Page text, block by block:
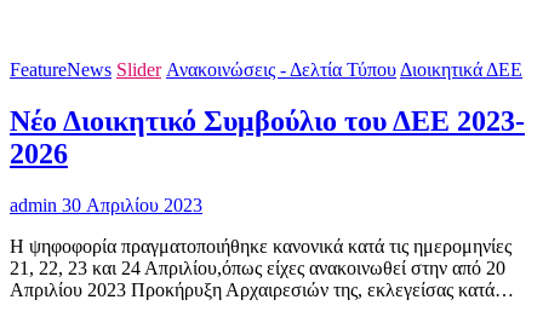
FeatureNews Slider Ανακοινώσεις - Δελτία Τύπου Διοικητικά ΔΕΕ
Νέο Διοικητικό Συμβούλιο του ΔΕΕ 2023-
2026
admin 30 Απριλίου 2023
Η ψηφοφορία πραγματοποιήθηκε κανονικά κατά τις ημερομηνίες
21, 22, 23 και 24 Απριλίου,όπως είχες ανακοινωθεί στην από 20
Απριλίου 2023 Προκήρυξη Αρχαιρεσιών της, εκλεγείσας κατά…